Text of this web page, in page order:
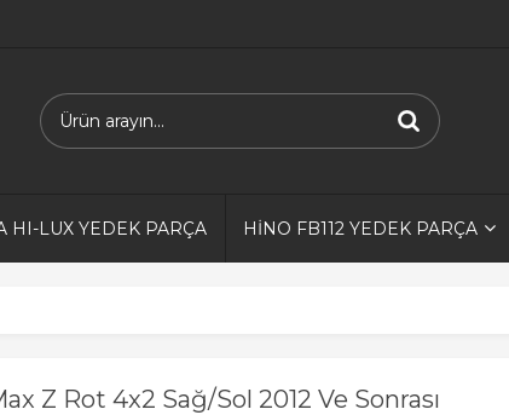
HI-LUX YEDEK PARÇA HİNO FB112 YEDEK PARÇA
Z Rot 4x2 Sağ/Sol 2012 Ve Sonrası